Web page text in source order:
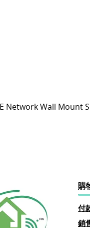
Network Wall Mount
購
付
銷